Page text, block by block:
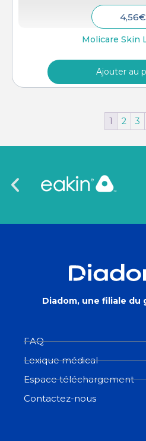
Molicare Skin
4,56€
Ajouter au
1 2 3
Diadom, une filiale du
FAQ
Lexique médical
Espace téléchargement
Contactez-nous